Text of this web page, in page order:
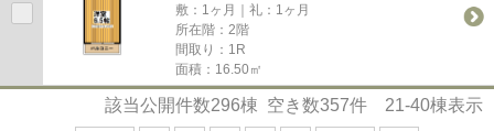
敷：1ヶ月｜礼：1ヶ月
所在階：2階
間取り：1R
面積：16.50㎡
該当公開件数296棟 空き数357件 21-40棟表示